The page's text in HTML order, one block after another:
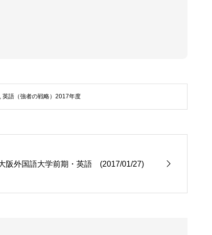
, 英語（強者の戦略）2017年度
阪外国語大学前期・英語 (2017/01/27)